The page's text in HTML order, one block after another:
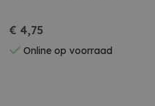
€ 4,75
Online op voorraad